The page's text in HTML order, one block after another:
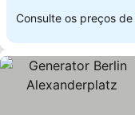
Consulte os preços de